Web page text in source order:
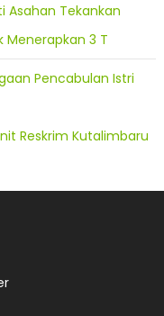
Asahan Tekankan
Menerapkan 3 T
Pencabulan Istri
Reskrim Kutalimbaru